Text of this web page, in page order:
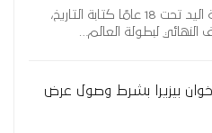
واصل منتخب مصر للناشئات لكرة اليد تحت 18 عامًا كتابة التاريخ،
لبطولة العالم…
خوان بيزيرا بشرط وصول عرض